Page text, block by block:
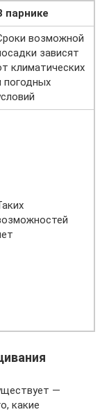
парнике
возможной
зависят
климатических
погодных
—
какие